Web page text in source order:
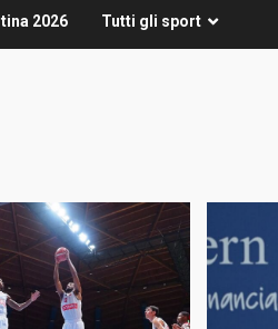
2026 Tutti gli sport